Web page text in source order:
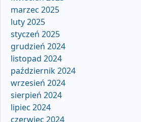
marzec 2025
luty 2025
styczeń 2025
grudzień 2024
listopad 2024
październik 2024
wrzesień 2024
sierpień 2024
lipiec 2024
czerwiec 2024